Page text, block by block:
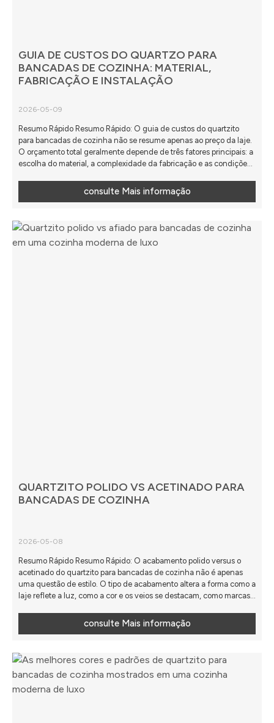
GUIA DE CUSTOS DO QUARTZO PARA
BANCADAS DE COZINHA: MATERIAL,
FABRICAÇÃO E INSTALAÇÃO
2026-05-09
Resumo Rápido Resumo Rápido: O guia de custos do quartzito
para bancadas de cozinha não se resume apenas ao preço da laje.
O orçamento total geralmente depende de três fatores principais: a
escolha do material, a complexidade da fabricação e as condições
custo de uma bancada de quartzito conseguem comparar
orçamentos com maior precisão, evitando surpresas de custos
consulte Mais informação
QUARTZITO POLIDO VS ACETINADO PARA
BANCADAS DE COZINHA
2026-05-08
Resumo Rápido Resumo Rápido: O acabamento polido versus o
acetinado do quartzito para bancadas de cozinha não é apenas
uma questão de estilo. O tipo de acabamento altera a forma como a
laje reflete a luz, como a cor e os veios se destacam, como marcas
no geral. A melhor escolha depende de você desejar um efeito
consulte Mais informação